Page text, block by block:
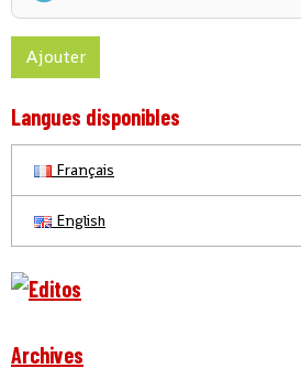
Ajouter
Langues disponibles
Français
English
Archives